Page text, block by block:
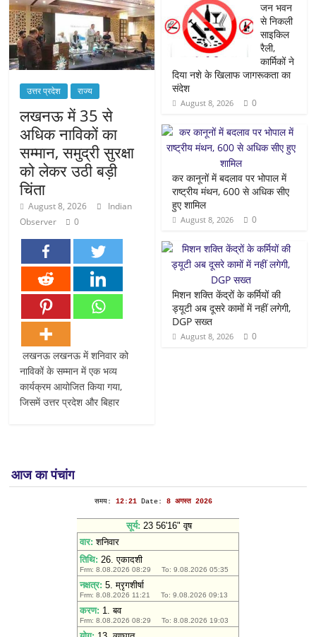
उत्तर प्रदेश राज्य
लखनऊ में 35 से
अधिक नाविकों का
सम्मान, समुद्री सुरक्षा
को लेकर उठी बड़ी
चिंता
August 8, 2026
Indian
Observer
0
लखनऊ लखनऊ में शनिवार को
नाविकों के सम्मान में एक भव्य
कार्यक्रम आयोजित किया गया,
जिसमें उत्तर प्रदेश और बिहार
जन भवन
से निकली
साइकिल
रैली,
कार्मिकों ने
दिया नशे के खिलाफ जागरूकता का
संदेश
August 8, 2026 0
कर कानूनों में बदलाव पर भोपाल में
राष्ट्रीय मंथन, 600 से अधिक सीए
हुए शामिल
August 8, 2026 0
मिशन शक्ति केंद्रों के कर्मियों की
ड्यूटी अब दूसरे कामों में नहीं लगेगी,
DGP सख्त
August 8, 2026 0
आज का पंचांग